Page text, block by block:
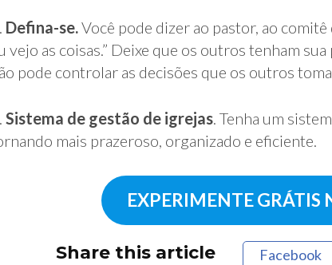
Defina-se.Você pode dizer ao pastor, ao comitê
vejo as coisas.” Deixe que os outros tenham
pode controlar as decisões que os outros
Sistema de gestão de igrejas. Tenha um
mais prazeroso, organizado e eficiente.
EXPERIMENTE GRÁTIS
Share this article Facebook